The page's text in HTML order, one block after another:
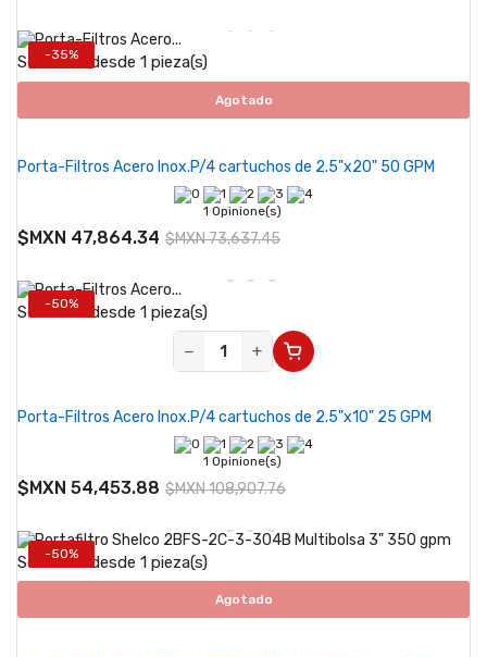
-35%
Se vende desde 1 pieza(s)
Agotado
Porta-Filtros Acero Inox.P/4 cartuchos de 2.5"x20" 50 GPM
1 Opinione(s)
$MXN 47,864.34 $MXN 73,637.45
-50%
Se vende desde 1 pieza(s)
−
+
Porta-Filtros Acero Inox.P/4 cartuchos de 2.5"x10" 25 GPM
1 Opinione(s)
$MXN 54,453.88 $MXN 108,907.76
-50%
Se vende desde 1 pieza(s)
Agotado